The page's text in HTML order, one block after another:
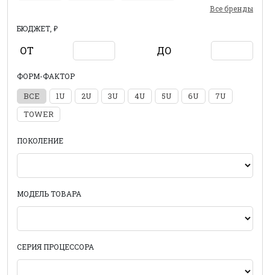
Все бренды
БЮДЖЕТ, ₽
ОТ ДО
ФОРМ-ФАКТОР
ВСЕ 1U 2U 3U 4U 5U 6U
7U
TOWER
ПОКОЛЕНИЕ
МОДЕЛЬ ТОВАРА
СЕРИЯ ПРОЦЕССОРА